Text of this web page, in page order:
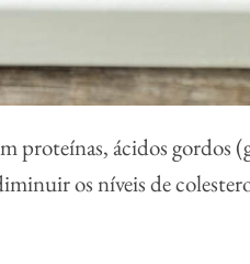
proteínas, ácidos gordos
os níveis de